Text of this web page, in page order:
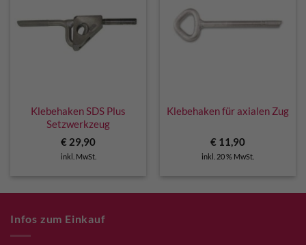
Klebehaken SDS Plus
Setzwerkzeug
€ 29,90
inkl. MwSt.
Klebehaken für axialen Zug
€ 11,90
inkl. 20 % MwSt.
Infos zum Einkauf